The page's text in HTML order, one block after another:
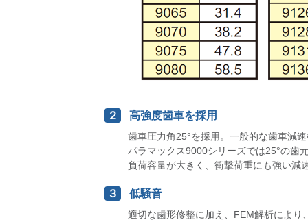
２ 高強度歯車を採用
歯車圧力角25°を採用。一般的な歯車減
パラマックス9000シリーズでは25°の歯
負荷容量が大きく、衝撃荷重にも強い減
３ 低騒音
適切な歯形修整に加え、FEM解析によ